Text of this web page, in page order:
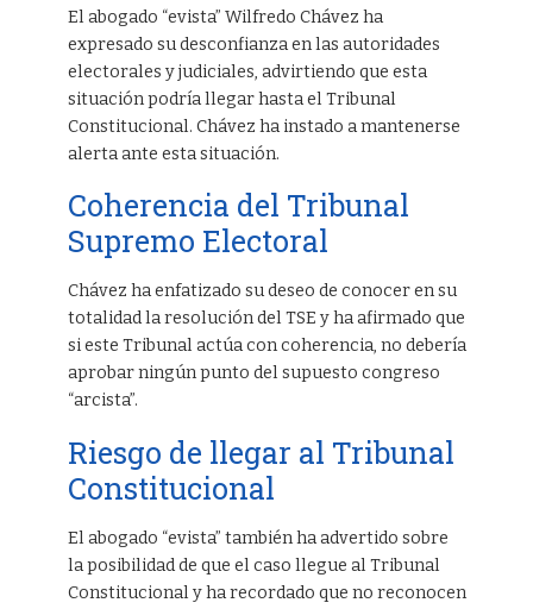
El abogado “evista” Wilfredo Chávez ha
expresado su desconfianza en las autoridades
electorales y judiciales, advirtiendo que esta
situación podría llegar hasta el Tribunal
Constitucional. Chávez ha instado a mantenerse
alerta ante esta situación.
Coherencia del Tribunal
Supremo Electoral
Chávez ha enfatizado su deseo de conocer en su
totalidad la resolución del TSE y ha afirmado que
si este Tribunal actúa con coherencia, no debería
aprobar ningún punto del supuesto congreso
“arcista”.
Riesgo de llegar al Tribunal
Constitucional
El abogado “evista” también ha advertido sobre
la posibilidad de que el caso llegue al Tribunal
Constitucional y ha recordado que no reconocen